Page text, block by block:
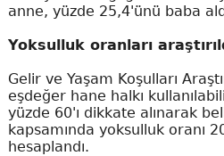
anne, yüzde 25,4'ünü baba
Yoksulluk oranları
Gelir ve Yaşam Koşulları
eşdeğer hane halkı
yüzde 60'ı dikkate alınarak
kapsamında yoksulluk oranı
hesaplandı.